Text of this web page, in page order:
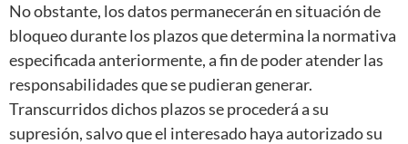
No obstante, los datos permanecerán en situación de
bloqueo durante los plazos que determina la normativa
especificada anteriormente, a fin de poder atender las
responsabilidades que se pudieran generar.
Transcurridos dichos plazos se procederá a su
supresión, salvo que el interesado haya autorizado su